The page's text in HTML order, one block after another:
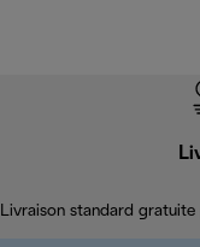
Livraison standard